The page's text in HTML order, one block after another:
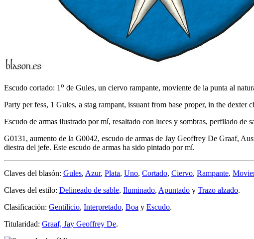
Escudo cortado: 1 o de Gules, un ciervo rampante, moviente de la punta al
Party per fess, 1 Gules, a stag rampant, issuant from base proper, in the
Escudo de armas ilustrado por mí, resaltado con luces y sombras, perfilado
G0131, aumento de la G0042, escudo de armas de Jay Geoffrey De Graaf,
diestra del jefe. Este escudo de armas ha sido pintado por mí.
Claves del blasón: Gules, Azur, Plata, Uno, Cortado, Ciervo, Rampante,
Claves del estilo: Delineado de sable, Iluminado, Apuntado y Trazo alzado.
Clasificación: Gentilicio, Interpretado, Boa y Escudo.
Titularidad: Graaf, Jay Geoffrey De.